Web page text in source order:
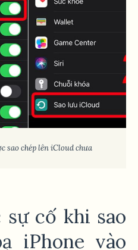
sao chép lên iCloud chưa
sự cố khi sao
iPhone vào